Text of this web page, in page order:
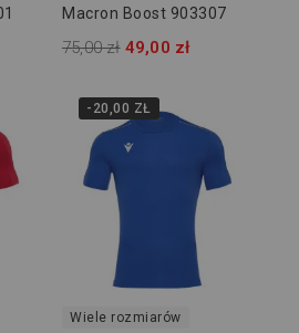
Macron Boost 903307
75,00 zł 49,00 zł
-20,00 ZŁ
Wiele rozmiarów